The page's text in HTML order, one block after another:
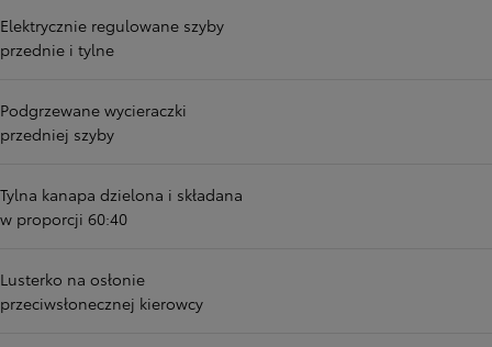
Elektrycznie regulowane szyby
przednie i tylne
Podgrzewane wycieraczki
przedniej szyby
Tylna kanapa dzielona i składana
w proporcji 60:40
Lusterko na osłonie
przeciwsłonecznej kierowcy